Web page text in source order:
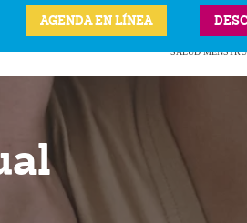
AGENDA EN LÍNEA
ANTICONCEPTIVOS
ITS
VPH
SALUD